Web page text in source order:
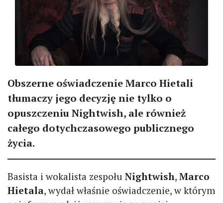
Obszerne oświadczenie Marco Hietali
tłumaczy jego decyzję nie tylko o
opuszczeniu Nightwish, ale również
całego dotychczasowego publicznego
życia.
Basista i wokalista zespołu Nightwish, Marco
Hietala, wydał właśnie oświadczenie, w którym